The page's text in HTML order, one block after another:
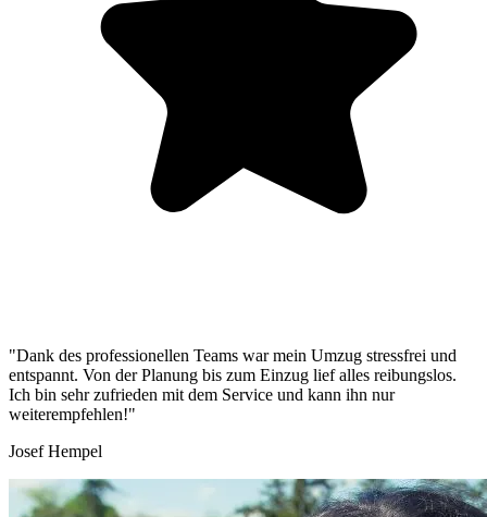
"Dank des professionellen Teams war mein Umzug stressfrei und
entspannt. Von der Planung bis zum Einzug lief alles reibungslos.
Ich bin sehr zufrieden mit dem Service und kann ihn nur
weiterempfehlen!"
Josef Hempel